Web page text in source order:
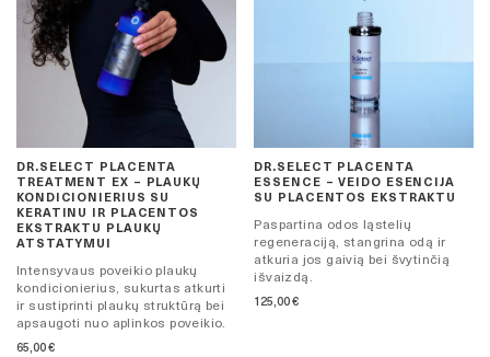
DR.SELECT PLACENTA
TREATMENT EX – PLAUKŲ
KONDICIONIERIUS SU
KERATINU IR PLACENTOS
EKSTRAKTU PLAUKŲ
ATSTATYMUI
Intensyvaus poveikio plaukų
kondicionierius, sukurtas atkurti
ir sustiprinti plaukų struktūrą bei
apsaugoti nuo aplinkos poveikio.
65,00€
DR.SELECT PLACENTA
ESSENCE – VEIDO ESENCIJA
SU PLACENTOS EKSTRAKTU
Paspartina odos ląstelių
regeneraciją, stangrina odą ir
atkuria jos gaivią bei švytinčią
išvaizdą.
125,00€